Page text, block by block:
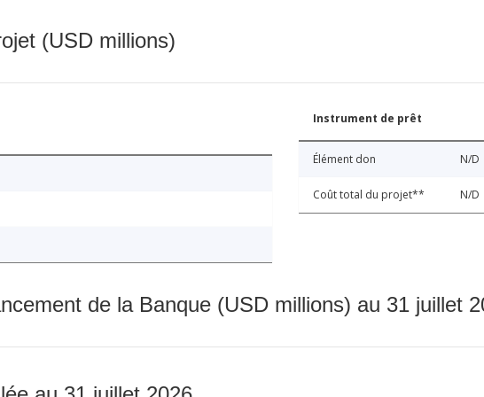
(USD millions)
Instrument de prêt
Élément don N/D
Coût total du projet** N/D
de la Banque (USD millions) au 31 juillet